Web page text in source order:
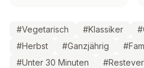
#Vegetarisch #Klassiker #
#Herbst #Ganzjährig #
#Unter 30 Minuten #